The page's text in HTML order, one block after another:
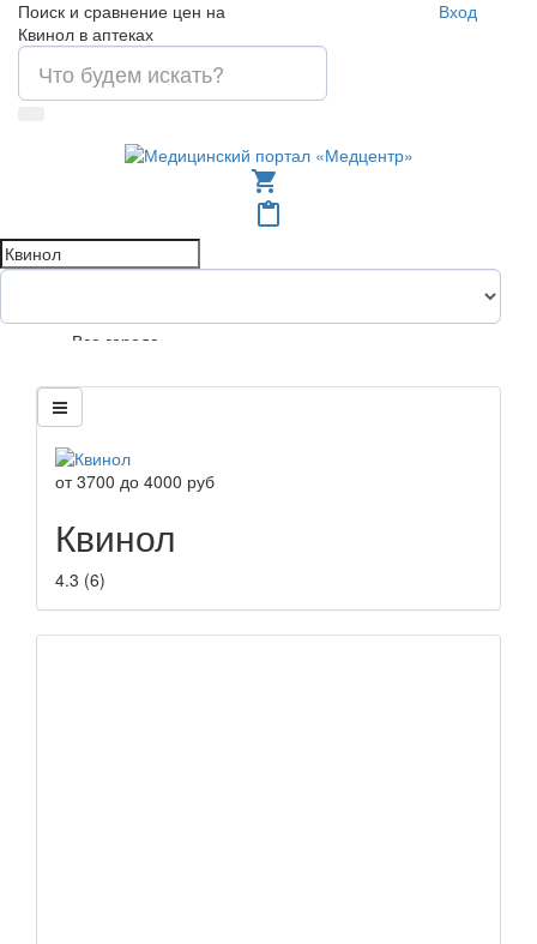
Поиск и сравнение цен на
Квинол в аптеках
Вход
shopping_cart
content_paste
Все города
от3700 до 4000 руб
Квинол
4.3 (6)